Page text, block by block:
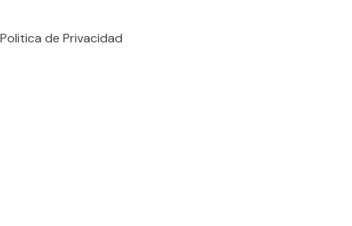
Politica de Privacidad